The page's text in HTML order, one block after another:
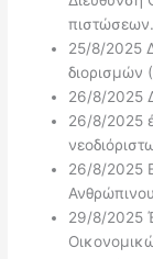
πιστώσεων.
25/8/2025
διορισμών
26/8/2025
26/8/2025
26/8/2025
29/8/2025